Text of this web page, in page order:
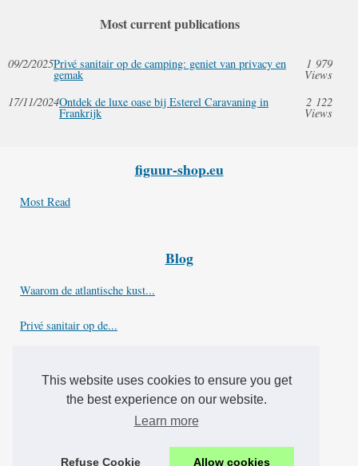
This website uses cookies to ensure you get
the best experience on our website.
Learn more
Refuse Cookie Allow cookies
Most current publications
09/2/2025Privé sanitair op de camping: geniet van privacy en
gemak
1 979
Views
17/11/2024Ontdek de luxe oase bij Esterel Caravaning in
Frankrijk
2 122
Views
figuur-shop.eu
Most Read
Blog
Waarom de atlantische kust...
Privé sanitair op de...
Truc